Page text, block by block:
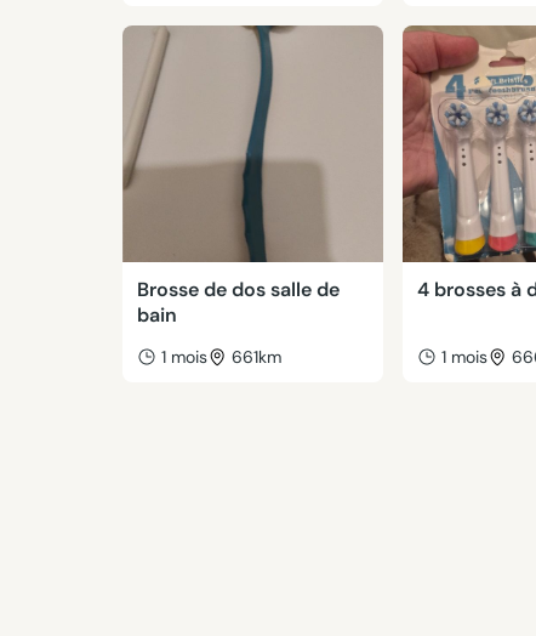
Brosse de dos salle de
bain
1 mois 661km
4 brosses à
1 mois